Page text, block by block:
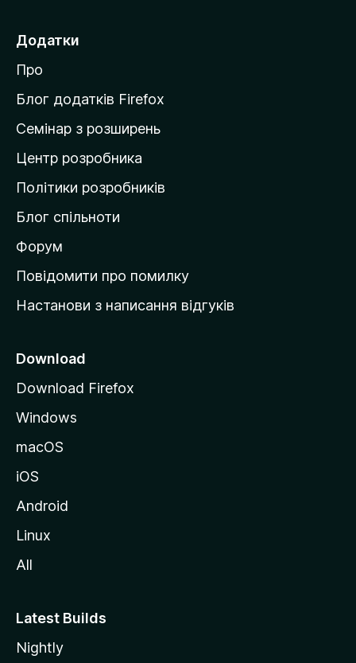
е
й
т
и
а
д
о
і
в
к
M
z
l
l
Додатки
Про
Блог додатків Firefox
Семінар з розширень
Центр розробника
Політики розробників
Блог спільноти
Форум
Повідомити про помилку
Настанови з написання відгуків
Download
Download Firefox
Windows
macOS
iOS
Android
Linux
All
Latest Builds
Nightly